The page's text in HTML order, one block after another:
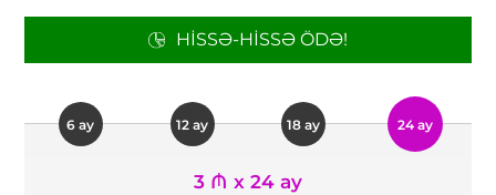
HISSƏ-HISSƏ ÖDƏ!
6 ay 12 ay 18 ay 24 ay
3 ₼ x 24 ay